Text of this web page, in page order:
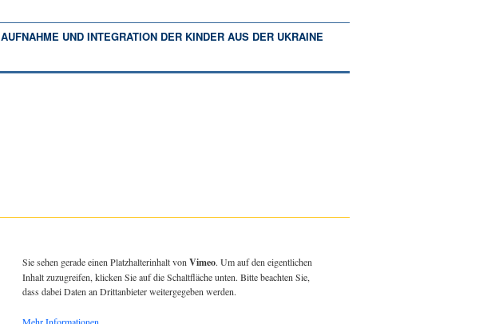
AUFNAHME UND INTEGRATION DER KINDER AUS DER UKRAINE
Sie sehen gerade einen Platzhalterinhalt von Vimeo. Um auf den eigentlichen
Inhalt zuzugreifen, klicken Sie auf die Schaltfläche unten. Bitte beachten Sie,
dass dabei Daten an Drittanbieter weitergegeben werden.